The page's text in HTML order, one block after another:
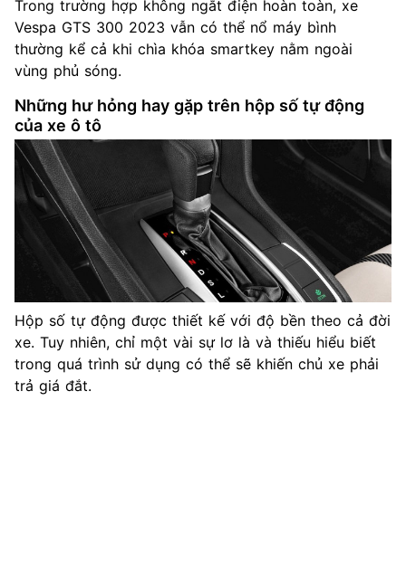
Trong trường hợp không ngắt điện hoàn toàn, xe
Vespa GTS 300 2023 vẫn có thể nổ máy bình
thường kể cả khi chìa khóa smartkey nằm ngoài
vùng phủ sóng.
Những hư hỏng hay gặp trên hộp số tự động
của xe ô tô
Hộp số tự động được thiết kế với độ bền theo cả đời
xe. Tuy nhiên, chỉ một vài sự lơ là và thiếu hiểu biết
trong quá trình sử dụng có thể sẽ khiến chủ xe phải
trả giá đắt.